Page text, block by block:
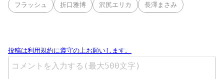
フラッシュ 折口雅博 沢尻エリカ 長澤まさみ